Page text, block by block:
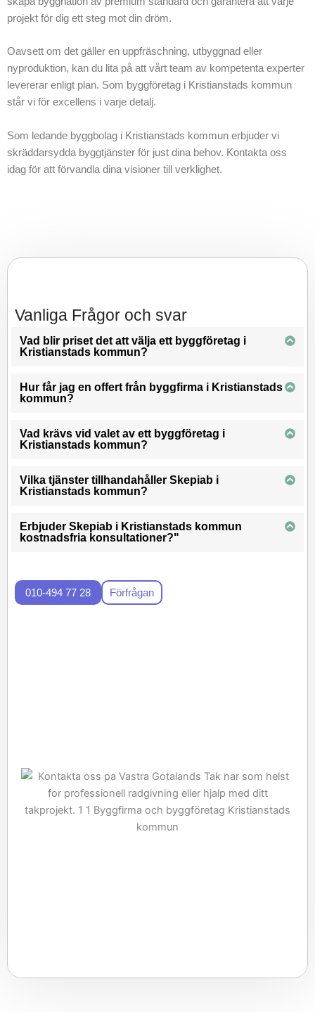
projekt för dig ett steg mot din dröm.
Oavsett om det gäller en uppfräschning, utbyggnad eller
nyproduktion, kan du lita på att vårt team av kompetenta experter
levererar enligt plan. Som byggföretag i Kristianstads kommun
står vi för excellens i varje detalj.
Som ledande byggbolag i Kristianstads kommun erbjuder vi
skräddarsydda byggtjänster för just dina behov. Kontakta oss
idag för att förvandla dina visioner till verklighet.
Vanliga Frågor och svar
Vad blir priset det att välja ett byggföretag i
Kristianstads kommun?
Hur får jag en offert från byggfirma i Kristianstads
kommun?
Vad krävs vid valet av ett byggföretag i
Kristianstads kommun?
Vilka tjänster tillhandahåller Skepiab i
Kristianstads kommun?
Erbjuder Skepiab i Kristianstads kommun
kostnadsfria konsultationer?"
010-494 77 28 Förfrågan